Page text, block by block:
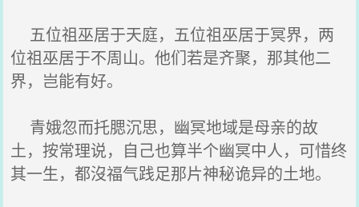
五位祖巫居于天庭，五位祖巫居于冥界，两
位祖巫居于不周山。他们若是齐聚，那其他二
界，岂能有好。
青娥忽而托腮沉思，幽冥地域是母亲的故
土，按常理说，自己也算半个幽冥中人，可惜终
其一生，都沒福气践足那片神秘诡异的土地。